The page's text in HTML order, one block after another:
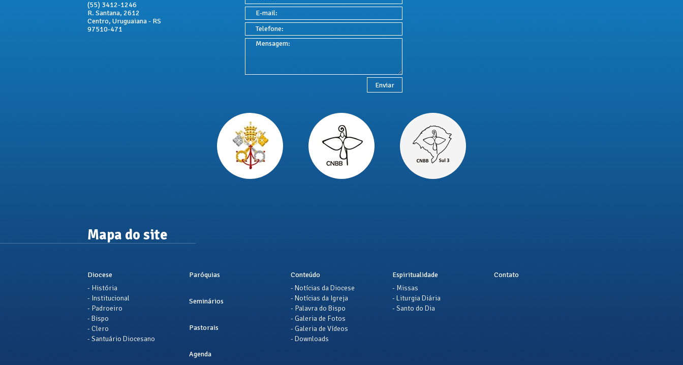
(55) 3412-1246
R. Santana, 2612
Centro, Uruguaiana - RS
97510-471
Mapa do site
Diocese
- História
- Institucional
- Padroeiro
- Bispo
- Clero
- Santuário Diocesano
Paróquias
Seminários
Pastorais
Agenda
Conteúdo
- Notícias da Diocese
- Notícias da Igreja
- Palavra do Bispo
- Galeria de Fotos
- Galeria de Vídeos
- Downloads
Espiritualidade
- Missas
- Liturgia Diária
- Santo do Dia
Contato